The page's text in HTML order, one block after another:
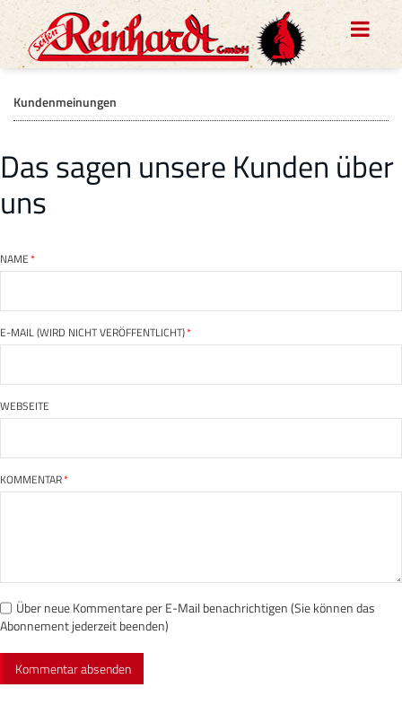
Kundenmeinungen
Das sagen unsere Kunden über
uns
NAME*
E-MAIL (WIRD NICHT VERÖFFENTLICHT)*
WEBSEITE
KOMMENTAR*
Über neue Kommentare per E-Mail benachrichtigen (Sie können das
Abonnement jederzeit beenden)